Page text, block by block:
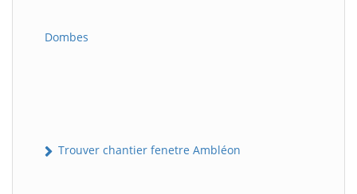
Dombes
Trouver chantier fenetre Ambléon